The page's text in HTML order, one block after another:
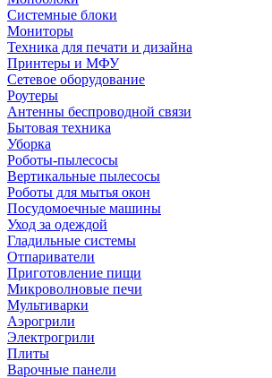
Системные блоки
Мониторы
Техника для печати и дизайна
Принтеры и МФУ
Сетевое оборудование
Роутеры
Антенны беспроводной связи
Бытовая техника
Уборка
Роботы-пылесосы
Вертикальные пылесосы
Роботы для мытья окон
Посудомоечные машины
Уход за одеждой
Гладильные системы
Отпариватели
Приготовление пищи
Микроволновые печи
Мультиварки
Аэрогрили
Электрогрили
Плиты
Варочные панели